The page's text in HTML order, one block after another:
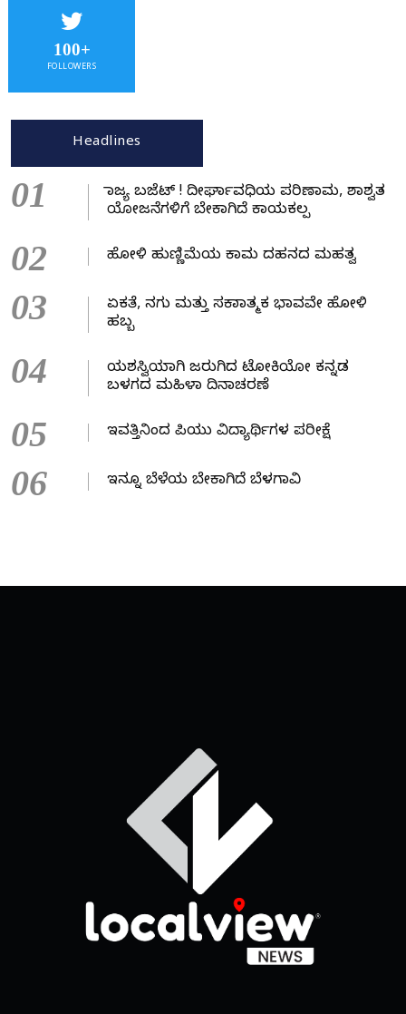
100+
FOLLOWERS
Headlines
01
ರಾಜ್ಯ ಬಜೆಟ್ ! ದೀರ್ಘಾವಧಿಯ ಪರಿಣಾಮ, ಶಾಶ್ವತ
ಯೋಜನೆಗಳಿಗೆ ಬೇಕಾಗಿದೆ ಕಾಯಕಲ್ಪ
02 ಹೋಳಿ ಹುಣ್ಣಿಮೆಯ ಕಾಮ ದಹನದ ಮಹತ್ವ
03
ಏಕತೆ, ನಗು ಮತ್ತು ಸಕಾರಾತ್ಮಕ ಭಾವವೇ ಹೋಳಿ
ಹಬ್ಬ
04
ಯಶಸ್ವಿಯಾಗಿ ಜರುಗಿದ ಟೋಕಿಯೋ ಕನ್ನಡ
ಬಳಗದ ಮಹಿಳಾ ದಿನಾಚರಣೆ
05 ಇವತ್ತಿನಿಂದ ಪಿಯು ವಿದ್ಯಾರ್ಥಿಗಳ ಪರೀಕ್ಷೆ
06 ಇನ್ನೂ ಬೆಳೆಯ ಬೇಕಾಗಿದೆ ಬೆಳಗಾವಿ